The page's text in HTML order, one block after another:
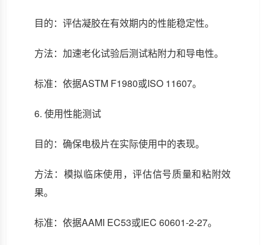
目的：评估凝胶在有效期内的性能稳定性。
方法：加速老化试验后测试粘附力和导电性。
标准：依据ASTM F1980或ISO 11607。
6. 使用性能测试
目的：确保电极片在实际使用中的表现。
方法：模拟临床使用，评估信号质量和粘附效
果。
标准：依据AAMI EC53或IEC 60601-2-27。